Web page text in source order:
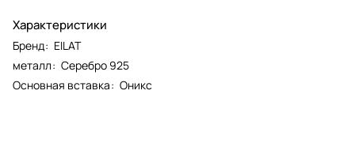
Характеристики
Бренд: EILAT
металл: Серебро 925
Основная вставка: Оникс